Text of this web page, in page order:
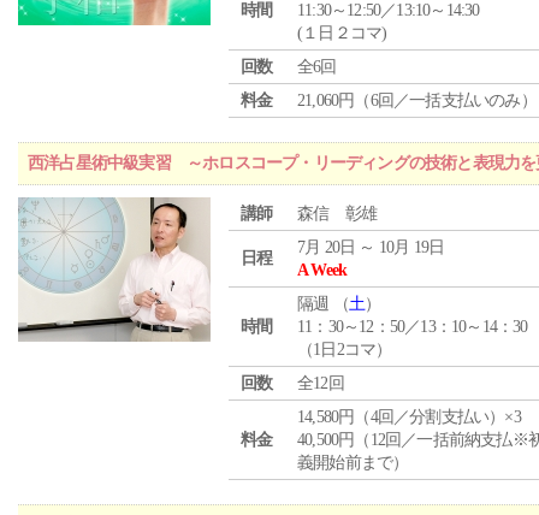
時間
11:30～12:50／13:10～14:30
(１日２コマ)
回数
全6回
料金
21,060円（6回／一括支払いのみ）
西洋占星術中級実習 ～ホロスコープ・リーディングの技術と表現力
講師 森信 彰雄
日程
7月 20日 ～ 10月 19日
A Week
時間
隔週 （土）
11：30～12：50／13：10～14：30
（1日2コマ）
回数
全12回
料金
14,580円（4回／分割支払い）×3
40,500円（12回／一括前納支払※
義開始前まで）